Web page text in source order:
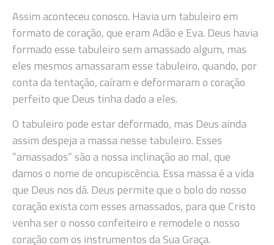
Assim aconteceu conosco. Havia um tabuleiro em
formato de coração, que eram Adão e Eva. Deus havia
formado esse tabuleiro sem amassado algum, mas
eles mesmos amassaram esse tabuleiro, quando, por
conta da tentação, caíram e deformaram o coração
perfeito que Deus tinha dado a eles.
O tabuleiro pode estar deformado, mas Deus ainda
assim despeja a massa nesse tabuleiro. Esses
“amassados” são a nossa inclinação ao mal, que
damos o nome de oncupiscência. Essa massa é a vida
que Deus nos dá. Deus permite que o bolo do nosso
coração exista com esses amassados, para que Cristo
venha ser o nosso confeiteiro e remodele o nosso
coração com os instrumentos da Sua Graça.